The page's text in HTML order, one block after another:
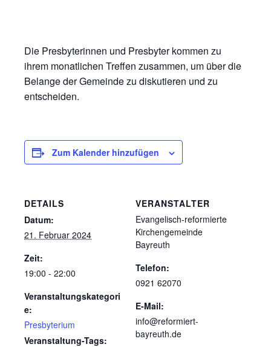
Die Presbyterinnen und Presbyter kommen zu
ihrem monatlichen Treffen zusammen, um über die
Belange der Gemeinde zu diskutieren und zu
entscheiden.
Zum Kalender hinzufügen
DETAILS
Datum:
21. Februar 2024
Zeit:
19:00 - 22:00
Veranstaltungskategori
e:
Presbyterium
Veranstaltung-Tags:
VERANSTALTER
Evangelisch-reformierte
Kirchengemeinde
Bayreuth
Telefon:
0921 62070
E-Mail:
info@reformiert-
bayreuth.de